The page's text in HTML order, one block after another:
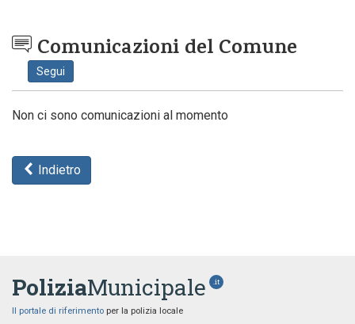
Comunicazioni del Comune
Segui
Non ci sono comunicazioni al momento
Indietro
PoliziaMunicipale .it
Il portale di riferimento per la polizia locale